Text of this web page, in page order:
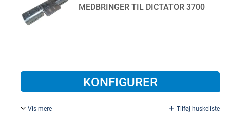
MEDBRINGER TIL DICTATOR 3700
KONFIGURER
Vis mere Tilføj huskeliste